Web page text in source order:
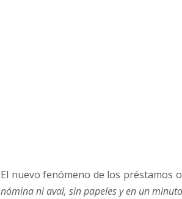
:
a
El nuevo fenómeno de los préstamos
nómina ni aval, sin papeles y en un